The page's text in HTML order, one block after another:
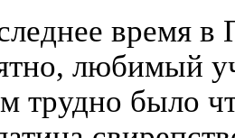
время в
любимый
трудно было